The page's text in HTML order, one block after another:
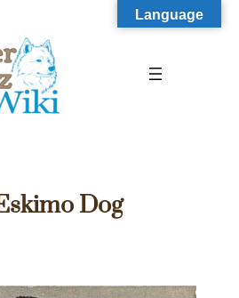
Dog
Language